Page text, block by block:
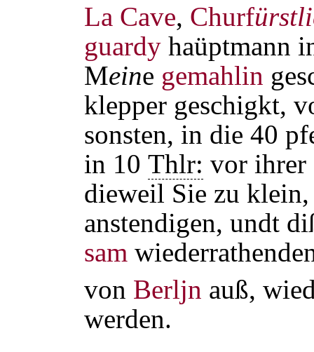
La Cave, Churf
guardy haüptmann
Meine gemahlin
klepper geschigkt,
sonsten, in die 40
in 10 Thlr: vor ihrer
dieweil Sie zu klein,
anstendigen, undt
sam
von Berljn auß,
werden.